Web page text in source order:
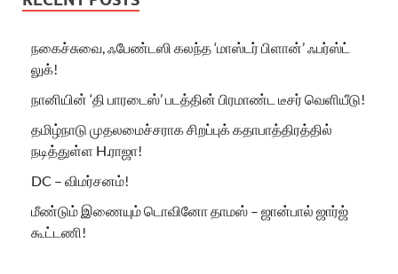
நகைச்சுவை, ஃபேண்டஸி கலந்த ‘மாஸ்டர் பிளான்’ ஃபர்ஸ்ட்
லுக்!
நானியின் ‘தி பாரடைஸ்’ படத்தின் பிரமாண்ட டீசர் வெளியீடு!
தமிழ்நாடு முதலமைச்சராக சிறப்புக் கதாபாத்திரத்தில்
நடித்துள்ள H.ராஜா!
DC – விமர்சனம்!
மீண்டும் இணையும் டொவினோ தாமஸ் – ஜான்பால் ஜார்ஜ்
கூட்டணி!